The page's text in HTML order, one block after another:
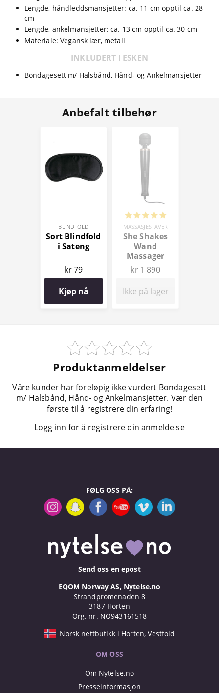
Lengde, håndleddsmansjetter: ca. 11 cm opptil ca. 28
cm
Lengde, ankelmansjetter: ca. 13 cm opptil ca. 30 cm
Materiale: Vegansk lær, metall
INKLUDERT I ESKEN
Bondagesett m/ Halsbånd, Hånd- og Ankelmansjetter
Anbefalt tilbehør
BLINDFOLD
Sort Blindfold
i Sateng
kr 79
Kjøp nå
MASSASJESTAVER
She Shakes
Wand
Massager
kr 1 890
Ikke på lager
Produktanmeldelser
Våre kunder har foreløpig ikke vurdert Bondagesett
m/ Halsbånd, Hånd- og Ankelmansjetter. Vær den
første til å registrere din erfaring!
Logg inn for å registrere din anmeldelse
FØLG OSS PÅ:
Send oss en epost
EQOM Norway AS, Nytelse.no
Strandpromenaden 8
3187 Horten
Org. nr. NO943161518
Norsk nettbutikk i Horten, Vestfold
OM OSS
Om Nytelse.no
Presseinformasjon